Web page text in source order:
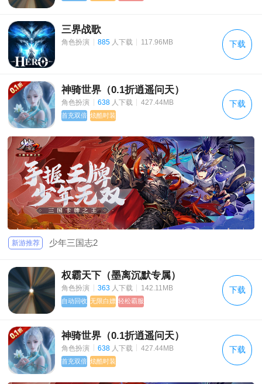
三界战歌
角色扮演 885 人下载 117.96MB 下载
神骑世界（0.1折逍遥问天）
角色扮演 | 638 人下载 | 427.44MB
首充双倍 炫酷时装
下载
新游推荐 少年三国志2
权霸天下（墨离沉默专属）
角色扮演 | 363 人下载 | 142.11MB
自动回收 无限白嫖 轻松霸服
下载
神骑世界（0.1折逍遥问天）
角色扮演 638 人下载 427.44MB
首充双倍 炫酷时装
下载